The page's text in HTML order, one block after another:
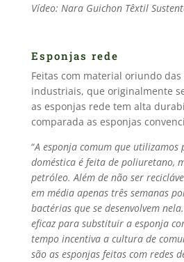
Vídeo: Nara Guichon Têxtil
Esponjas rede
Feitas com material oriundo das
industriais, que originalmente
as esponjas rede tem alta
comparada as esponjas
“A esponja comum que utilizamos
doméstica é feita de poliuretano,
petróleo. Além de não ser
em média apenas três semanas
bactérias que se desenvolvem
eficaz para substituir a esponja
tempo incentiva a cultura de
são as esponjas feitas com redes